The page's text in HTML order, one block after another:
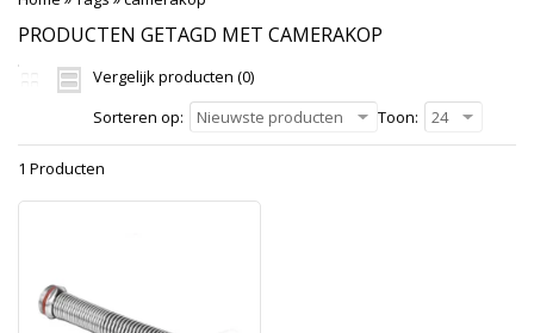
PRODUCTEN GETAGD MET CAMERAKOP
Vergelijk producten (0)
Sorteren op:
Nieuwste producten Toon: 24
1 Producten